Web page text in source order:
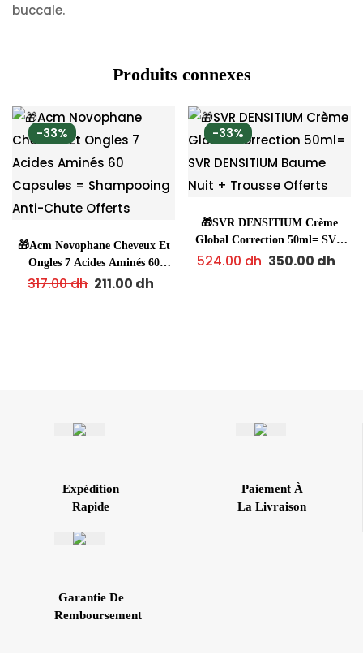
buccale.
Produits connexes
-33%
🎁Acm Novophane Cheveux Et
Ongles 7 Acides Aminés 60
Capsules = Shampooing Anti-
317.00dh 211.00 dh
-33%
🎁SVR DENSITIUM Crème
Global Correction 50ml= SVR
DENSITIUM Baume Nuit +
524.00dh 350.00 dh
Paiement À
La Livraison
Expédition
Rapide
Garantie De
Remboursement